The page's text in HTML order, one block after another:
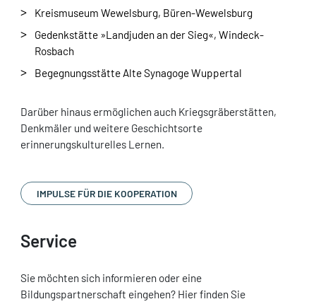
Kreismuseum Wewelsburg, Büren-Wewelsburg
Gedenkstätte »Landjuden an der Sieg«, Windeck-
Rosbach
Begegnungsstätte Alte Synagoge Wuppertal
Darüber hinaus ermöglichen auch Kriegsgräberstätten,
Denkmäler und weitere Geschichtsorte
erinnerungskulturelles Lernen.
IMPULSE FÜR DIE KOOPERATION
Service
Sie möchten sich informieren oder eine
Bildungspartnerschaft eingehen? Hier finden Sie